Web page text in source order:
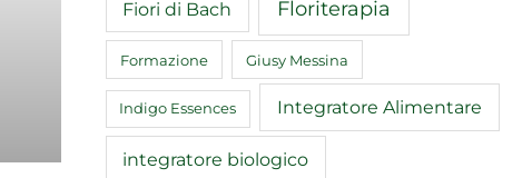
Fiori di Bach Floriterapia
Formazione Giusy Messina
Indigo Essences Integratore Alimentare
integratore biologico